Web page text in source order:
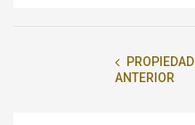
PROPIEDAD
ANTERIOR